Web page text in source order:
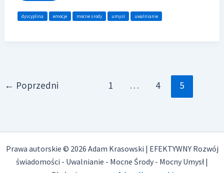
przeszłości
dyscyplina emocje mocne srody umysł uwalnianie
← Poprzedni 1 … 4 5
Prawa autorskie © 2026 Adam Krasowski | EFEKTYWNY Rozwój
świadomości - Uwalnianie - Mocne Środy - Mocny Umysł |